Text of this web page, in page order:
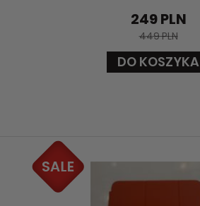
249 PLN
449 PLN
DO KOSZYKA